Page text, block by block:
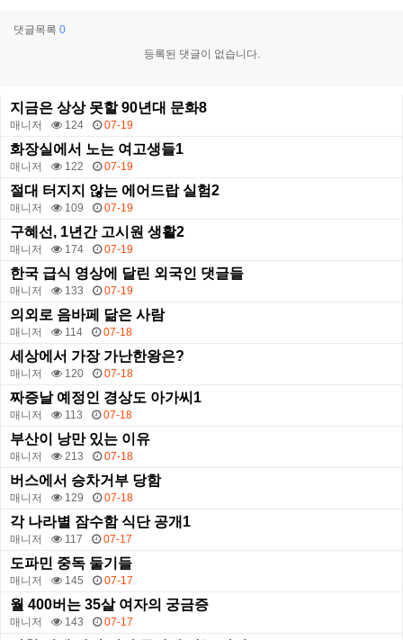
댓글목록 0
등록된 댓글이 없습니다.
지금은 상상 못할 90년대 문화8
매니저 124 07-19
화장실에서 노는 여고생들1
매니저 122 07-19
절대 터지지 않는 에어드랍 실험2
매니저 109 07-19
구혜선, 1년간 고시원 생활2
매니저 174 07-19
한국 급식 영상에 달린 외국인 댓글들
매니저 133 07-19
의외로 음바페 닮은 사람
매니저 114 07-18
세상에서 가장 가난한왕은?
매니저 120 07-18
짜증날 예정인 경상도 아가씨1
매니저 113 07-18
부산이 낭만 있는 이유
매니저 213 07-18
버스에서 승차거부 당함
매니저 129 07-18
각 나라별 잠수함 식단 공개1
매니저 117 07-17
도파민 중독 둘기들
매니저 145 07-17
월 400버는 35살 여자의 궁금증
매니저 143 07-17